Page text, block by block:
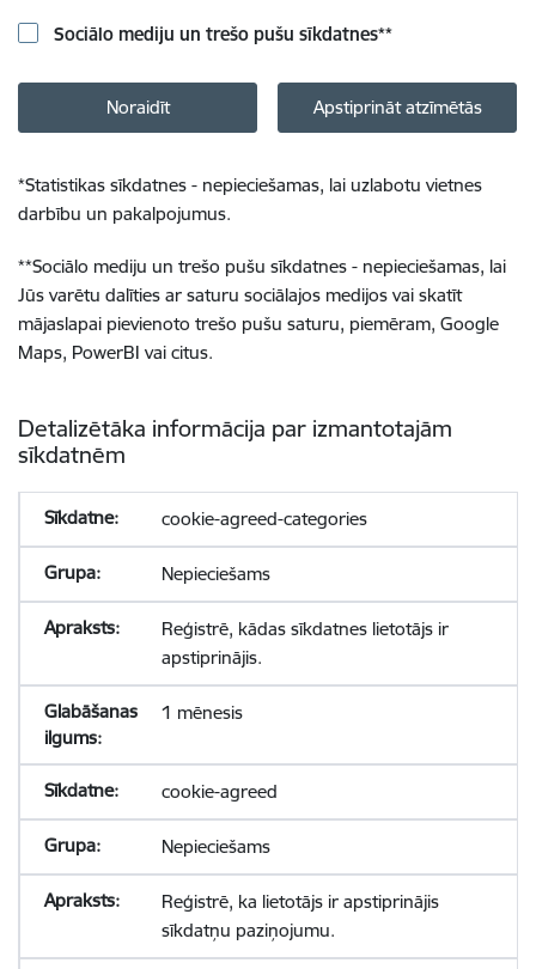
Sociālo mediju un trešo pušu sīkdatnes**
Noraidīt Apstiprināt atzīmētās
*Statistikas sīkdatnes - nepieciešamas, lai uzlabotu vietnes
darbību un pakalpojumus.
**Sociālo mediju un trešo pušu sīkdatnes - nepieciešamas, lai
Jūs varētu dalīties ar saturu sociālajos medijos vai skatīt
mājaslapai pievienoto trešo pušu saturu, piemēram, Google
Maps, PowerBI vai citus.
Detalizētāka informācija par izmantotajām
sīkdatnēm
cookie-agreed-categories
Nepieciešams
Reģistrē, kādas sīkdatnes lietotājs ir
apstiprinājis.
1 mēnesis
cookie-agreed
Nepieciešams
Reģistrē, ka lietotājs ir apstiprinājis
sīkdatņu paziņojumu.